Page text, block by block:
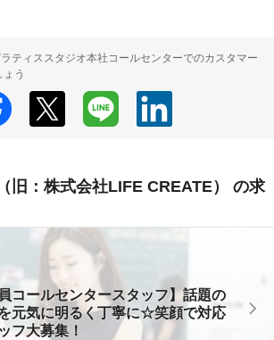
ラティススタジオ本社コールセンターでのカスタマー
う
旧：株式会社LIFE CREATE） の求
コールセンタースタッフ】話題の
元気に明るく丁寧に☆笑顔で対応
フ大募集！